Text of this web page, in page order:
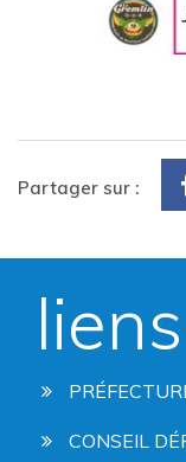
Partager sur :
CONSEIL